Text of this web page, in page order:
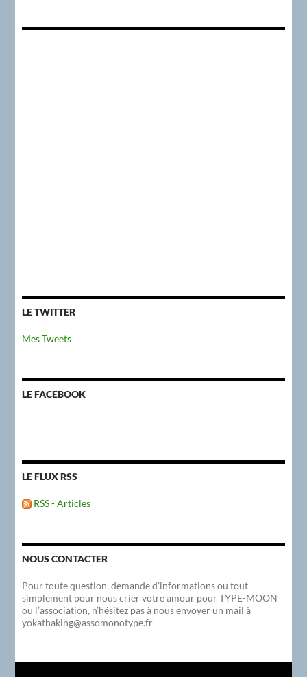
LE TWITTER
Mes Tweets
LE FACEBOOK
LE FLUX RSS
RSS - Articles
NOUS CONTACTER
Pour toute question, demande d’informations ou tout
simplement pour nous crier votre amour pour TYPE-MOON
ou l’association, n’hésitez pas à nous envoyer un mail à
yokathaking@assomonotype.fr